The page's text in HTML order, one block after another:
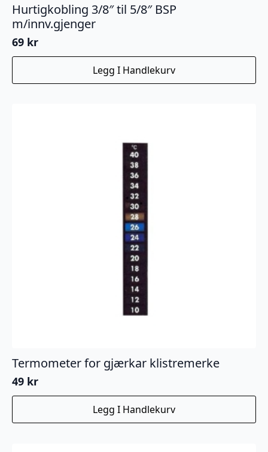
Hurtigkobling 3/8″ til 5/8″ BSP
m/innv.gjenger
69 kr
Legg I Handlekurv
Termometer for gjærkar klistremerke
49 kr
Legg I Handlekurv